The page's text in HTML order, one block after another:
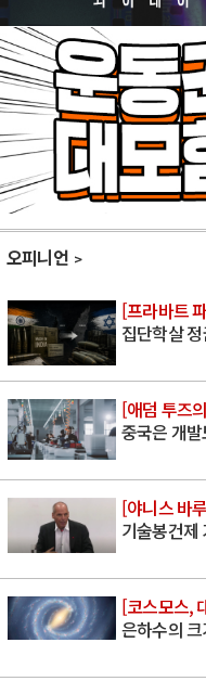
오피니언
[프라바트
집단학살
[애덤 투즈
중국은 개
[야니스 바
기술봉건제
[코스모스,
은하수의